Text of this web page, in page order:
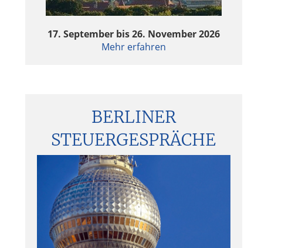
17. September bis 26. November 2026
Mehr erfahren
BERLINER
STEUERGESPRÄCHE